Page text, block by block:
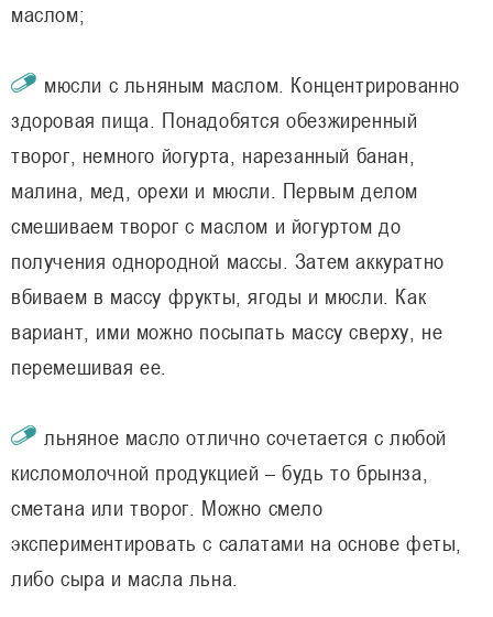
маслом;
мюсли с льняным маслом. Концентрированно
здоровая пища. Понадобятся обезжиренный
творог, немного йогурта, нарезанный банан,
малина, мед, орехи и мюсли. Первым делом
смешиваем творог с маслом и йогуртом до
получения однородной массы. Затем аккуратно
вбиваем в массу фрукты, ягоды и мюсли. Как
вариант, ими можно посыпать массу сверху, не
перемешивая ее.
льняное масло отлично сочетается с любой
кисломолочной продукцией – будь то брынза,
сметана или творог. Можно смело
экспериментировать с салатами на основе феты,
либо сыра и масла льна.